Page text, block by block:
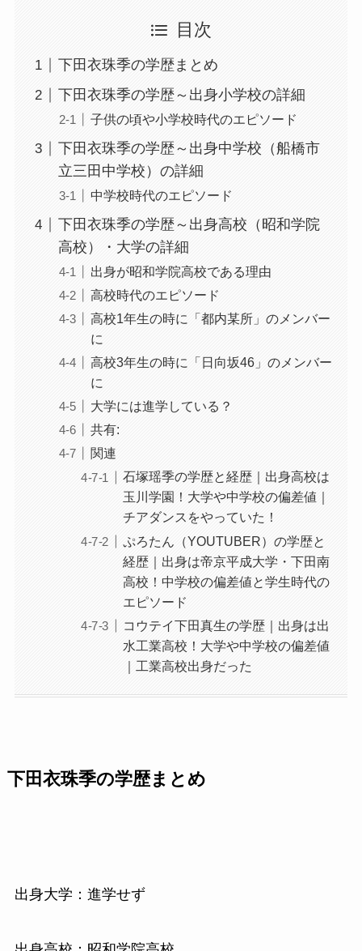
目次
下田衣珠季の学歴まとめ
下田衣珠季の学歴～出身小学校の詳細
子供の頃や小学校時代のエピソード
下田衣珠季の学歴～出身中学校（船橋市
立三田中学校）の詳細
中学校時代のエピソード
下田衣珠季の学歴～出身高校（昭和学院
高校）・大学の詳細
出身が昭和学院高校である理由
高校時代のエピソード
高校1年生の時に「都内某所」のメンバー
に
高校3年生の時に「日向坂46」のメンバー
に
大学には進学している？
共有:
関連
石塚瑶季の学歴と経歴｜出身高校は
玉川学園！大学や中学校の偏差値｜
チアダンスをやっていた！
ぷろたん（YOUTUBER）の学歴と
経歴｜出身は帝京平成大学・下田南
高校！中学校の偏差値と学生時代の
エピソード
コウテイ下田真生の学歴｜出身は出
水工業高校！大学や中学校の偏差値
｜工業高校出身だった
下田衣珠季の学歴まとめ
出身大学：進学せず